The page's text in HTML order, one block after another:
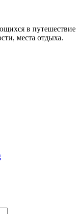
в путешествие
места отдыха.